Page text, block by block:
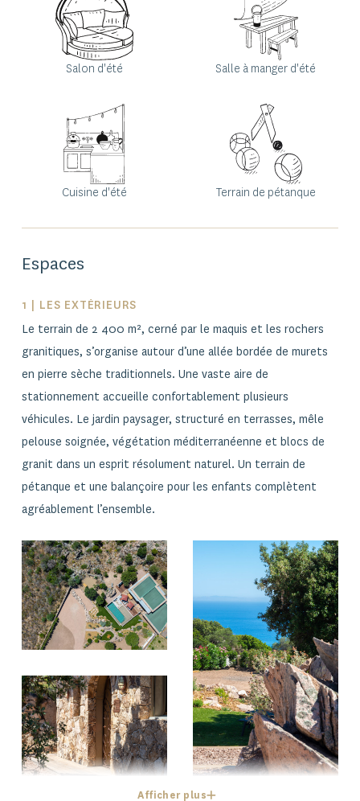
Salon d'été Salle à manger d'été
Cuisine d'été Terrain de pétanque
Espaces
1 | LES EXTÉRIEURS
Le terrain de 2 400 m², cerné par le maquis et les rochers
granitiques, s’organise autour d’une allée bordée de murets
en pierre sèche traditionnels. Une vaste aire de
stationnement accueille confortablement plusieurs
véhicules. Le jardin paysager, structuré en terrasses, mêle
pelouse soignée, végétation méditerranéenne et blocs de
granit dans un esprit résolument naturel. Un terrain de
pétanque et une balançoire pour les enfants complètent
agréablement l’ensemble.
Afficher plus
Ne manquez pas les
offres de l'Agence
Immobilière du golfe
Des biens d’exception dans des lieux d’exception,
faites partie de nos clients privilégiés, et restez
informés de nos nouveautés, de nos exclusivités, de
nos biens confidentiels et de notre actualité.